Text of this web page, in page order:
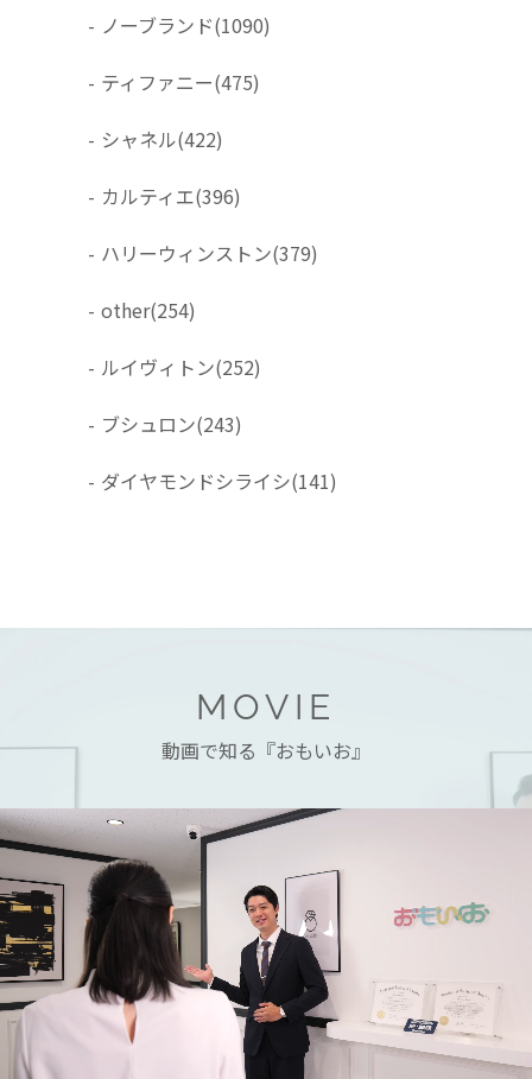
- ノーブランド(1090)
- ティファニー(475)
- シャネル(422)
- カルティエ(396)
- ハリーウィンストン(379)
- other(254)
- ルイヴィトン(252)
- ブシュロン(243)
- ダイヤモンドシライシ(141)
MOVIE
動画で知る『おもいお』